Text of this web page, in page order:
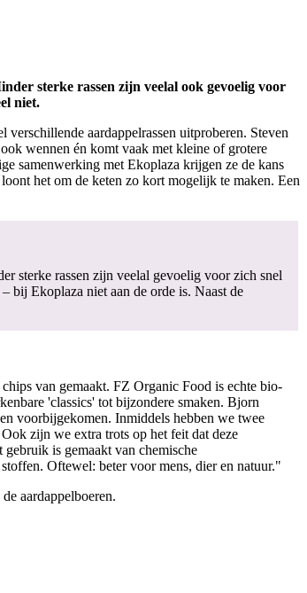
sterke rassen zijn veelal ook gevoelig voor
niet.
aardappelrassen uitproberen. Steven
wennen én komt vaak met kleine of grotere
samenwerking met Ekoplaza krijgen ze de kans
het om de keten zo kort mogelijk te maken. Een
sterke rassen zijn veelal gevoelig voor zich snel
bij Ekoplaza niet aan de orde is. Naast de
van gemaakt. FZ Organic Food is echte bio-
'classics' tot bijzondere smaken. Bjorn
voorbijgekomen. Inmiddels hebben we twee
zijn we extra trots op het feit dat deze
is gemaakt van chemische
Oftewel: beter voor mens, dier en natuur."
aardappelboeren.